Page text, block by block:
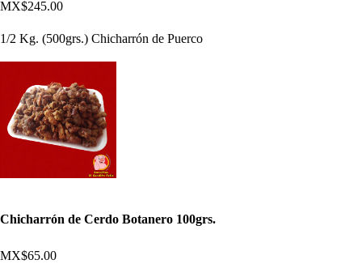
MX$245.00
1/2 Kg. (500grs.) Chicharrón de Puerco
Chicharrón de Cerdo Botanero 100grs.
MX$65.00